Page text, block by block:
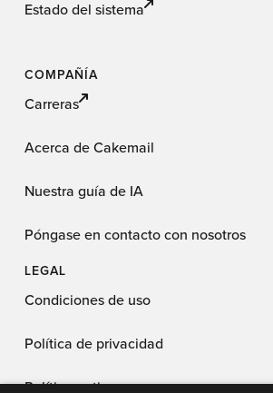
Estado del sistema
COMPAÑÍA
Carreras
Acerca de Cakemail
Nuestra guía de IA
Póngase en contacto con nosotros
LEGAL
Condiciones de uso
Política de privacidad
Política antispam